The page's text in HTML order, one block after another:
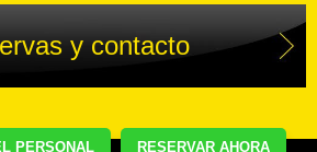
PERSONAL RESERVAR AHORA
y contacto